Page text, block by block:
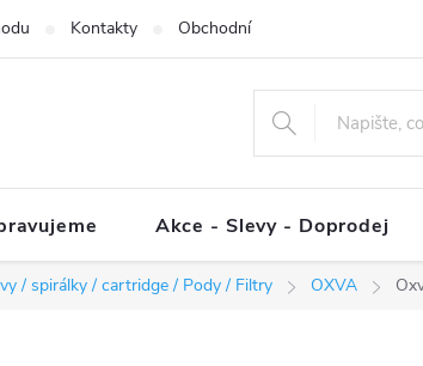
Kontakty Obchodní podmínky
Akce - Slevy - Doprodej
/ spirálky / cartridge / Pody / Filtry OXVA